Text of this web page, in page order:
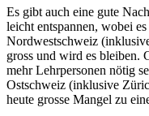
Es gibt auch eine gute
leicht entspannen, wobei
Nordwestschweiz
gross und wird es bleiben.
mehr Lehrpersonen nötig
Ostschweiz (inklusive
heute grosse Mangel zu